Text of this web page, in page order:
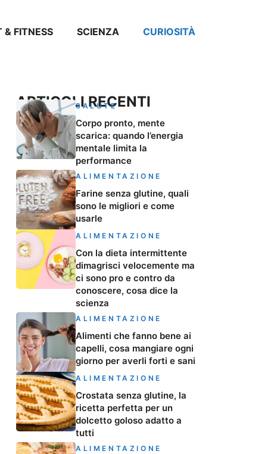
& FITNESS SCIENZA CURIOSITÀ
ARTICOLI RECENTI
SALUTE
Corpo pronto, mente
scarica: quando l’energia
mentale limita la
performance
ALIMENTAZIONE
Farine senza glutine, quali
sono le migliori e come
usarle
ALIMENTAZIONE
Con la dieta intermittente
dimagrisci velocemente ma
ci sono pro e contro da
conoscere, cosa dice la
scienza
ALIMENTAZIONE
Alimenti che fanno bene ai
capelli, cosa mangiare ogni
giorno per averli forti e sani
ALIMENTAZIONE
Crostata senza glutine, la
ricetta perfetta per un
dolcetto goloso adatto a
tutti
ALIMENTAZIONE